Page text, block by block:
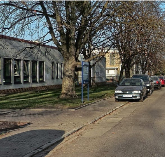
Kliknij, aby powiększyć